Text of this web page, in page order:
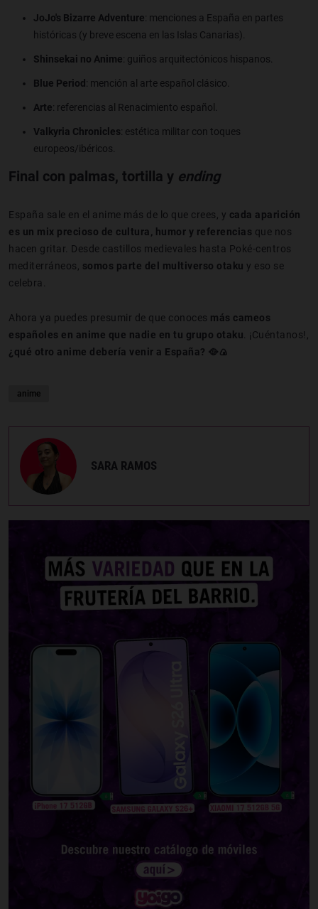
JoJo's Bizarre Adventure: menciones a España en partes
históricas (y breve escena en las Islas Canarias).
Shinsekai no Anime: guiños arquitectónicos hispanos.
Blue Period : mención al arte español clásico.
Arte: referencias al Renacimiento español.
Valkyria Chronicles: estética militar con toques
europeos/ibéricos.
Final con palmas, tortilla y ending
España sale en el anime más de lo que crees, y cada aparición
es un mix precioso de cultura, humor y referencias que nos
hacen gritar. Desde castillos medievales hasta Poké-centros
mediterráneos, somos parte del multiverso otaku y eso se
celebra.
Ahora ya puedes presumir de que conoces más cameos
españoles en anime que nadie en tu grupo otaku . ¡Cuéntanos!,
¿qué otro anime debería venir a España? 🥘🍙
anime
SARA RAMOS